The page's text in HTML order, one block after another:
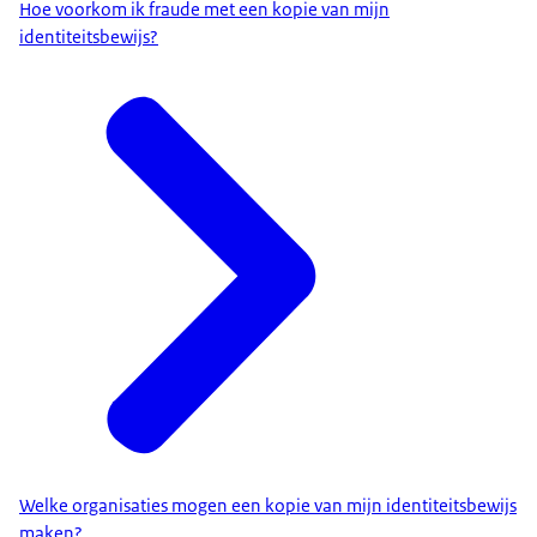
Hierin vermeld je voor wie de kopie is en met welk
doel je de kopie geeft.
dat de kopie niet voor andere doeleinden gebruikt
kan worden.
Nu kun je de kopie delen, ook kun je deze
beveiligd opslaan voor later gebruik.
Op deze manier bescherm je jouw
identiteitsgegevens goed.
Je maakt het oplichters moeilijker om je gegevens
te misbruiken.
De KopieID-app herkent alle Nederlandse
identiteitsdocumenten...
ook die van Bonaire, Sint Eustatius en Saba.
Huur je een auto?
Hoe voorkom ik fraude met een kopie van mijn
identiteitsbewijs?
Welke organisaties mogen een kopie van mijn identiteitsbewijs